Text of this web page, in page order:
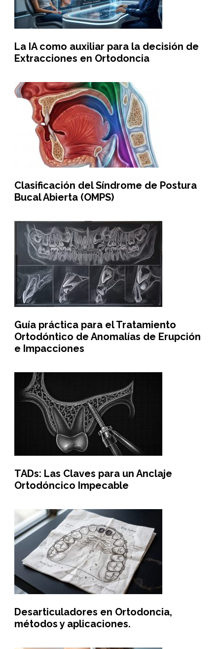
La IA como auxiliar para la decisión de
Extracciones en Ortodoncia
Clasificación del Síndrome de Postura
Bucal Abierta (OMPS)
Guía práctica para el Tratamiento
Ortodóntico de Anomalías de Erupción
e Impacciones
TADs: Las Claves para un Anclaje
Ortodóncico Impecable
Desarticuladores en Ortodoncia,
métodos y aplicaciones.